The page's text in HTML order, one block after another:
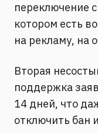
переключение
котором есть
на рекламу, на
Вторая
поддержка
14 дней, что
отключить бан